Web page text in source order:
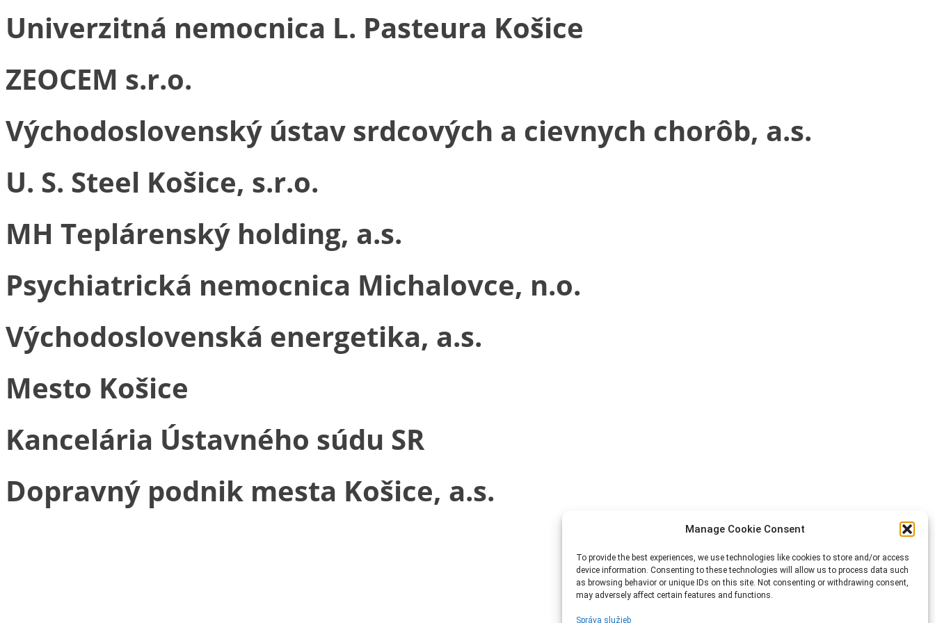
Manage Cookie Consent
To provide the best experiences, we use technologies like cookies to store and/or access
device information. Consenting to these technologies will allow us to process data such
as browsing behavior or unique IDs on this site. Not consenting or withdrawing consent,
may adversely affect certain features and functions.
Správa služieb
Univerzitná nemocnica L. Pasteura Košice
ZEOCEM s.r.o.
Východoslovenský ústav srdcových a cievnych chorôb, a.s.
U. S. Steel Košice, s.r.o.
MH Teplárenský holding, a.s.
Psychiatrická nemocnica Michalovce, n.o.
Východoslovenská energetika, a.s.
Mesto Košice
Kancelária Ústavného súdu SR
Dopravný podnik mesta Košice, a.s.